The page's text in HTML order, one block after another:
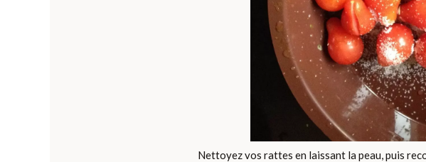
Nettoyez vos rattes en laissant la peau, puis